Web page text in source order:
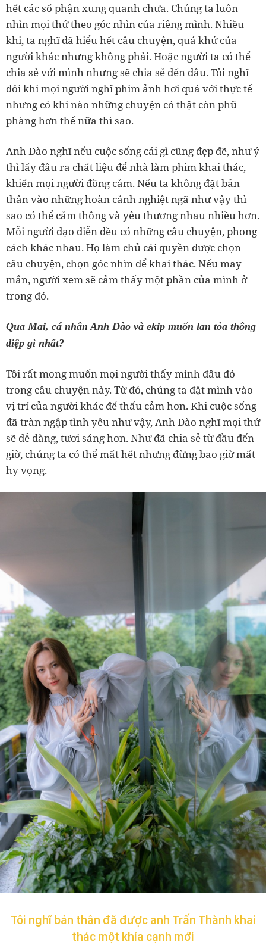
hết các số phận xung quanh chưa. Chúng ta luôn
nhìn mọi thứ theo góc nhìn của riêng mình. Nhiều
khi, ta nghĩ đã hiểu hết câu chuyện, quá khứ của
người khác nhưng không phải. Hoặc người ta có thể
chia sẻ với mình nhưng sẽ chia sẻ đến đâu. Tôi nghĩ
đôi khi mọi người nghĩ phim ảnh hơi quá với thực tế
nhưng có khi nào những chuyện có thật còn phũ
phàng hơn thế nữa thì sao.
Anh Đào nghĩ nếu cuộc sống cái gì cũng đẹp đẽ, như ý
thì lấy đâu ra chất liệu để nhà làm phim khai thác,
khiến mọi người đồng cảm. Nếu ta không đặt bản
thân vào những hoàn cảnh nghiệt ngã như vậy thì
sao có thể cảm thông và yêu thương nhau nhiều hơn.
Mỗi người đạo diễn đều có những câu chuyện, phong
cách khác nhau. Họ làm chủ cái quyền được chọn
câu chuyện, chọn góc nhìn để khai thác. Nếu may
mắn, người xem sẽ cảm thấy một phần của mình ở
trong đó.
Qua Mai, cá nhân Anh Đào và ekip muốn lan tỏa thông
điệp gì nhất?
Tôi rất mong muốn mọi người thấy mình đâu đó
trong câu chuyện này. Từ đó, chúng ta đặt mình vào
vị trí của người khác để thấu cảm hơn. Khi cuộc sống
đã tràn ngập tình yêu như vậy, Anh Đào nghĩ mọi thứ
sẽ dễ dàng, tươi sáng hơn. Như đã chia sẻ từ đầu đến
giờ, chúng ta có thể mất hết nhưng đừng bao giờ mất
hy vọng.
Tôi nghĩ bản thân đã được anh Trấn Thành khai
thác một khía cạnh mới